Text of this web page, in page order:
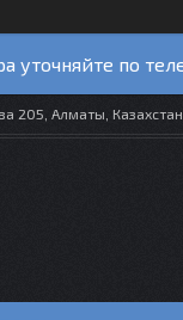
уточняйте по
205, Алматы, Казахстан